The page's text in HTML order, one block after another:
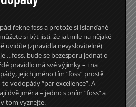
řekne foss a protože si Islanďané
si být jisti, že jakmile na nějaké
uvidíte (zpravidla nevyslovitelné)
…foss, bude se bezesporu jednat o
pravidlo má své výjimky – i na
jejich jméno tím “foss” prostě
vodopády “par excellence”. A
dvě jména – jedno s oním “foss” a
v tom vyznejte.